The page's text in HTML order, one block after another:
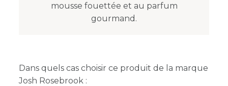
mousse fouettée et au parfum
gourmand.
Dans quels cas choisir ce produit de la marque
Josh Rosebrook :